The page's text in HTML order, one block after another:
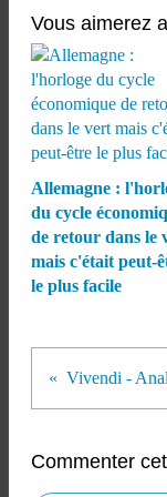
Vous aimerez
Allemagne :
du cycle
de retour dans le
mais c'était peut-
le plus facile
Vivendi -
Commenter